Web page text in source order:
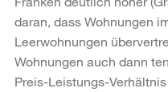
daran, dass Wohnungen
Leerwohnungen
Wohnungen auch dann
Preis-Leistungs-